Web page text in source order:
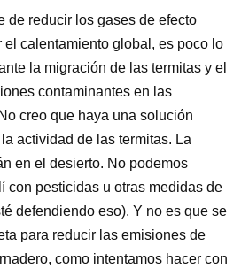
de reducir los gases de efecto
el calentamiento global, es poco lo
la migración de las termitas y el
contaminantes en las
creo que haya una solución
actividad de las termitas. La
en el desierto. No podemos
con pesticidas u otras medidas de
defendiendo eso). Y no es que se
para reducir las emisiones de
como intentamos hacer con